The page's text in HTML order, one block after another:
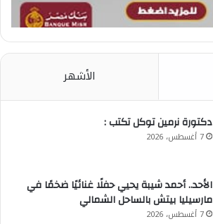
الأشهر
​دكتورة نرمين توكل تكتب :
7 أغسطس، 2026
الأحد.. أحمد شيبة يحيي حفلًا غنائيًا ضخمًا في
مارسيليا بيتش بالساحل الشمالي
7 أغسطس، 2026